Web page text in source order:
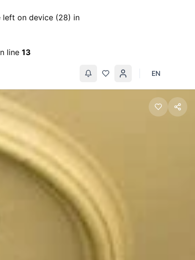
left on device (28) in
line 13
EN